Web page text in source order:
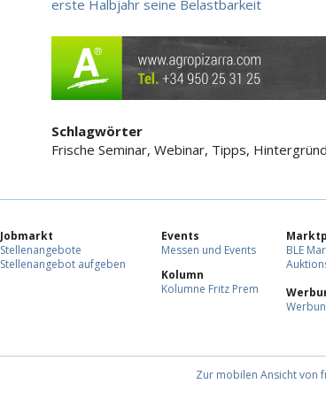
erste Halbjahr seine Belastbarkeit
Schlagwörter
Frische Seminar, Webinar, Tipps,
Jobmarkt
Stellenangebote
Stellenangebot aufgeben
Events
Messen und Events
Kolumn
Kolumne Fritz Prem
BLE
Zur mobilen Ansicht von